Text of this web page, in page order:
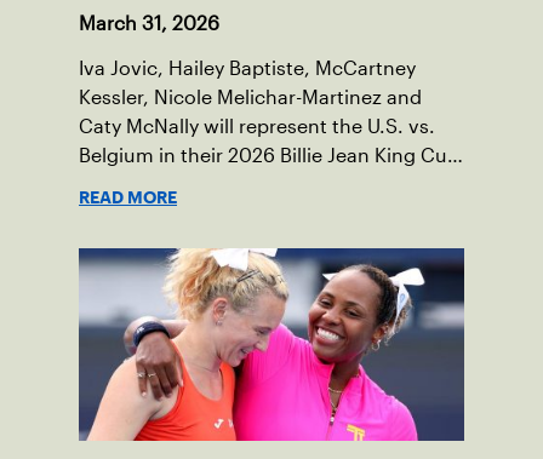
March 31, 2026
Iva Jovic, Hailey Baptiste, McCartney
Kessler, Nicole Melichar-Martinez and
Caty McNally will represent the U.S. vs.
Belgium in their 2026 Billie Jean King Cup
READ MORE